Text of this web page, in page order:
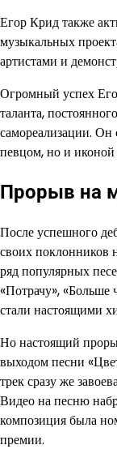
Егор Крид также
музыкальных
артистами и
Огромный успех
таланта,
самореализации. Он
певцом, но и
Прорыв на
После успешного
своих
ряд популярных
«Потрачу»,
стали настоящими
Но настоящий
выходом песни
трек сразу же
Видео на песню
композиция была
премии.